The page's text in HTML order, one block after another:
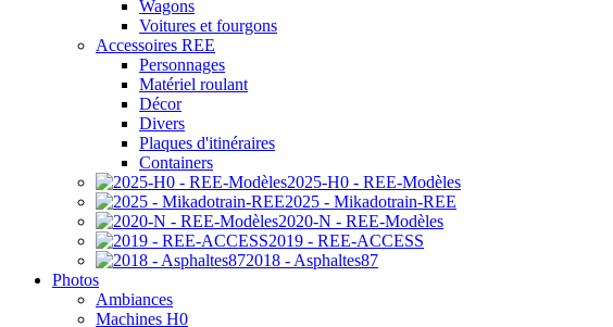
Wagons
Voitures et fourgons
Accessoires REE
Personnages
Matériel roulant
Décor
Divers
Plaques d'itinéraires
Containers
2025-H0 - REE-Modèles
2025 - Mikadotrain-REE
2020-N - REE-Modèles
2019 - REE-ACCESS
2018 - Asphaltes87
Photos
Ambiances
Machines H0